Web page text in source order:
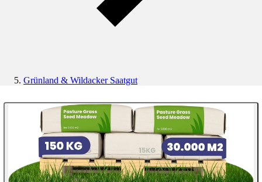
Grünland & Wildacker Saatgut